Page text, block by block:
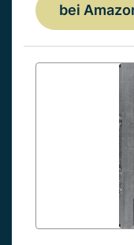
bei